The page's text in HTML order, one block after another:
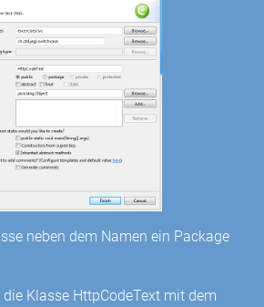
neben dem Namen ein Package
Klasse HttpCodeText mit dem